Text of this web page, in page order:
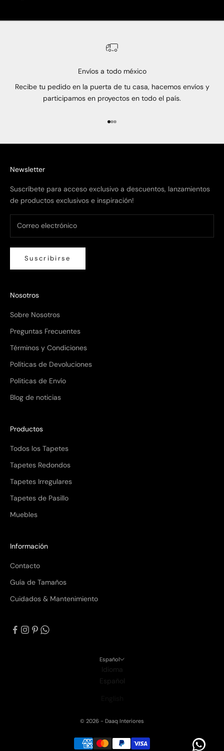
Envíos a todo méxico
Recibe tu pedido en la puerta de tu casa, hacemos envíos y
participamos en proyectos en todo el país.
Ir al artículo 1
Ir al artículo 2
Ir al artículo 3
Newsletter
Suscríbete para acceso exclusivo a descuentos, lanzamientos
de productos exclusivos e inspiración!
Suscribirse
Nosotros
Sobre Nosotros
Preguntas Frecuentes
Términos y Condiciones
Políticas de Devoluciones
Politicas de Envío
Blog de noticias
Productos
Todos los Tapetes
Tapetes Redondos
Tapetes Irregulares
Tapetes de Pasillo
Muebles
Información
Contacto
Guía de Tamaños
Cuidados & Mantenimiento
Español
Idioma
Español
© 2026 - Daaq Interiores